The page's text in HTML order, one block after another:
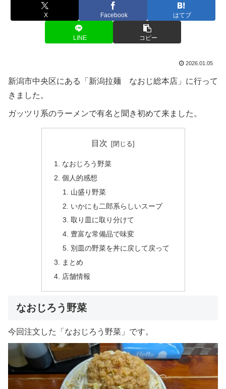
X Facebook はてブ
LINE コピー
2026.01.05
新潟市中央区にある「新潟拉麺 なおじ総本店」に行って
きました。
ガッツリ系のラーメンで有名と聞き初めて来ました。
目次
なおじろう野菜
個人的感想
山盛り野菜
いかにも二郎系らしいスープ
取り皿に取り分けて
豊富な常備品で味変
別皿の野菜を丼に戻して戻って
まとめ
店舗情報
なおじろう野菜
今回注文した「なおじろう野菜」です。